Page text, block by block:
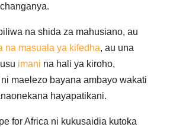
na shida za mahusiano, au
na masuala ya kifedha, au una
imani na hali ya kiroho,
maelezo bayana ambayo wakati
hayapatikani.
for Africa ni kukusaidia kutoka